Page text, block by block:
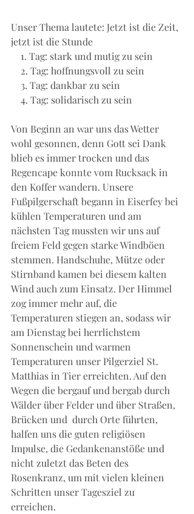
Unser Thema lautete: Jetzt ist die Zeit,
jetzt ist die Stunde
    1. Tag: stark und mutig zu sein
    2. Tag: hoffnungsvoll zu sein
    3. Tag: dankbar zu sein
    4. Tag: solidarisch zu sein
Von Beginn an war uns das Wetter
wohl gesonnen, denn Gott sei Dank
blieb es immer trocken und das
Regencape konnte vom Rucksack in
den Koffer wandern. Unsere
Fußpilgerschaft begann in Eiserfey bei
kühlen Temperaturen und am
nächsten Tag mussten wir uns auf
freiem Feld gegen starke Windböen
stemmen. Handschuhe, Mütze oder
Stirnband kamen bei diesem kalten
Wind auch zum Einsatz. Der Himmel
zog immer mehr auf, die
Temperaturen stiegen an, sodass wir
am Dienstag bei herrlichstem
Sonnenschein und warmen
Temperaturen unser Pilgerziel St.
Matthias in Tier erreichten. Auf den
Wegen die bergauf und bergab durch
Wälder über Felder und über Straßen,
Brücken und  durch Orte führten,
halfen uns die guten religiösen
Impulse, die Gedankenanstöße und
nicht zuletzt das Beten des
Rosenkranz, um mit vielen kleinen
Schritten unser Tagesziel zu
erreichen.